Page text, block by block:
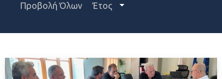
Προβολή Όλων Έτος